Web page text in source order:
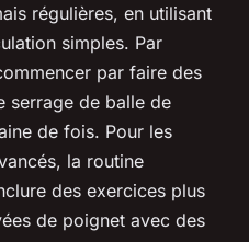
régulières, en utilisant
simples. Par
par faire des
serrage de balle de
de fois. Pour les
la routine
des exercices plus
de poignet avec des